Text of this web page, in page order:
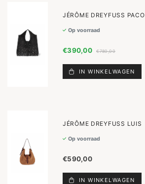
JÉRÔME DREYFUSS PACO
Op voorraad
€390,00 €780,00
IN WINKELWAGEN
JÉRÔME DREYFUSS LUIS
Op voorraad
€590,00
IN WINKELWAGEN